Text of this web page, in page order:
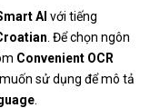
AI với tiếng
. Để chọn ngôn
Convenient OCR
sử dụng để mô tả